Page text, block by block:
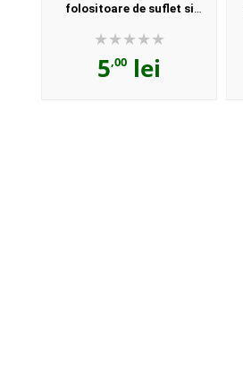
folositoare de suflet si
vietii
5,00 lei